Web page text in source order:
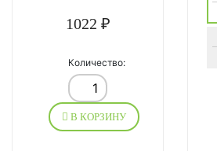
1022 ₽
Количество:
В КОРЗИНУ